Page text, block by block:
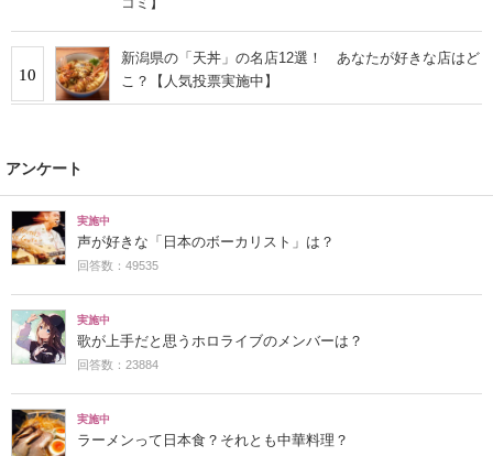
10
新潟県の「天丼」の名店12選！ あなたが好きな店はど
こ？【人気投票実施中】
アンケート
実施中
声が好きな「日本のボーカリスト」は？
回答数：49535
実施中
歌が上手だと思うホロライブのメンバーは？
回答数：23884
実施中
ラーメンって日本食？それとも中華料理？